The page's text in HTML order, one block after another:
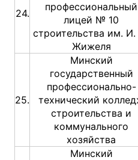
24.
профессиональный
лицей № 10
строительства им.
Жижеля
25.
Минский
государственный
профессионально-
технический
строительства и
коммунального
хозяйства
Минский